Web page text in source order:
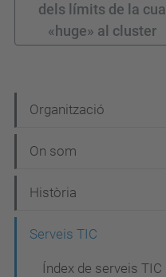
dels límits de la cua
«huge» al cluster
a
v
g
Organització
On som
Història
Serveis TIC
Índex de serveis TIC